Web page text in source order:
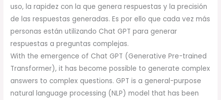
uso, la rapidez con la que genera respuestas y la precisión
de las respuestas generadas. Es por ello que cada vez más
personas están utilizando Chat GPT para generar
respuestas a preguntas complejas.
With the emergence of Chat GPT (Generative Pre-trained
Transformer), it has become possible to generate complex
answers to complex questions. GPT is a general-purpose
natural language processing (NLP) model that has been